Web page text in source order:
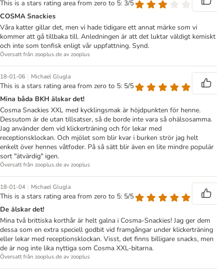
This is a stars rating area from zero to 5: 3/5
COSMA Snackies
Våra katter gillar det, men vi hade tidigare ett annat märke som vi
kommer att gå tillbaka till. Anledningen är att det luktar väldigt kemiskt
och inte som tonfisk enligt vår uppfattning. Synd.
Översatt från zooplus.de av zooplus
18-01-06 | Michael Glugla
This is a stars rating area from zero to 5: 5/5
Mina båda BKH älskar det!
Cosma Snackies XXL med kycklingsmak är höjdpunkten för henne.
Dessutom är de utan tillsatser, så de borde inte vara så ohälsosamma.
Jag använder dem vid klickerträning och för lekar med
receptionsklockan. Och mjölet som blir kvar i burken strör jag helt
enkelt över hennes våtfoder. På så sätt blir även en lite mindre populär
sort "ätvärdig" igen.
Översatt från zooplus.de av zooplus
18-01-04 | Michael Glugla
This is a stars rating area from zero to 5: 5/5
De älskar det!
Mina två brittiska korthår är helt galna i Cosma-Snackies! Jag ger dem
dessa som en extra speciell godbit vid framgångar under klickerträning
eller lekar med receptionsklockan. Visst, det finns billigare snacks, men
de är nog inte lika nyttiga som Cosma XXL-bitarna.
Översatt från zooplus.de av zooplus